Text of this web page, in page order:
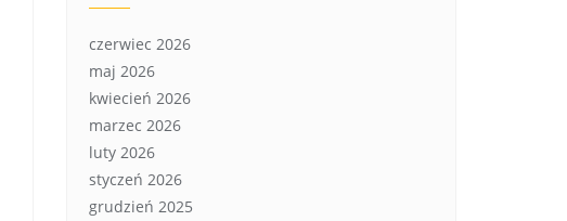
czerwiec 2026
maj 2026
kwiecień 2026
marzec 2026
luty 2026
styczeń 2026
grudzień 2025